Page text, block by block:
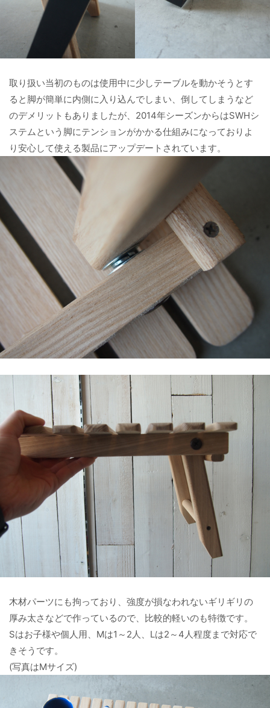
取り扱い当初のものは使用中に少しテーブルを動かそうとす
ると脚が簡単に内側に入り込んでしまい、倒してしまうなど
のデメリットもありましたが、2014年シーズンからはSWHシ
ステムという脚にテンションがかかる仕組みになっておりよ
り安心して使える製品にアップデートされています。
木材パーツにも拘っており、強度が損なわれないギリギリの
厚み太さなどで作っているので、比較的軽いのも特徴です。
Sはお子様や個人用、Mは1～2人、Lは2～4人程度まで対応で
きそうです。
(写真はMサイズ)